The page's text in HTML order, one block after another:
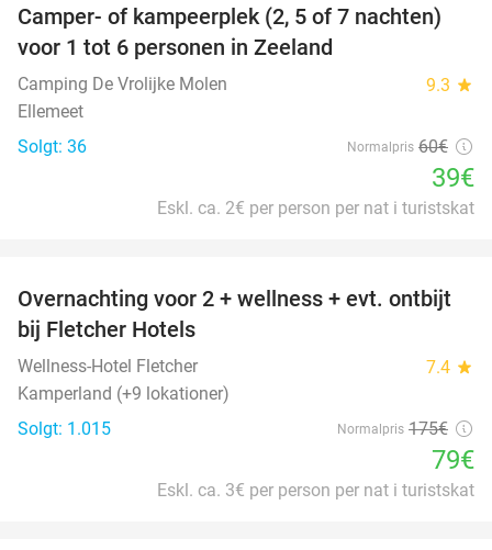
35%
Camper- of kampeerplek (2, 5 of 7 nachten)
voor 1 tot 6 personen in Zeeland
Camping De Vrolijke Molen 9.3 star
Ellemeet
Solgt: 36
Normalpris 60€
39€
Eskl. ca. 2€ per person per nat i turistskat
55%
Overnachting voor 2 + wellness + evt. ontbijt
bij Fletcher Hotels
Wellness-Hotel Fletcher 7.4 star
Kamperland (+9 lokationer)
Solgt: 1.015
Normalpris 175€
79€
Eskl. ca. 3€ per person per nat i turistskat